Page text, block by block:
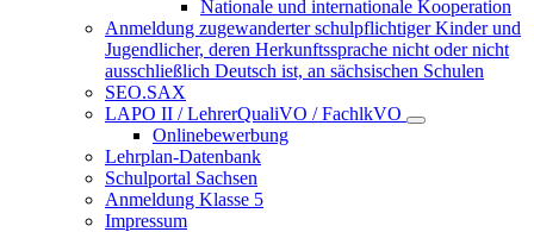
Nationale und internationale Kooperation
Anmeldung zugewanderter schulpflichtiger Kinder und
Jugendlicher, deren Herkunftssprache nicht oder nicht
ausschließlich Deutsch ist, an sächsischen Schulen
SEO.SAX
LAPO II / LehrerQualiVO / FachlkVO
Onlinebewerbung
Lehrplan-Datenbank
Schulportal Sachsen
Anmeldung Klasse 5
Impressum